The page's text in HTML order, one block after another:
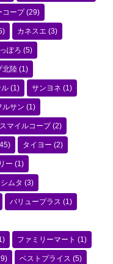
コープ(29)
カネスエ (3)
ぽろ (5)
北陸 (1)
(1) サンヨネ (1)
ルサン (1)
スマイルコープ(2)
タイヨー (2)
ー (1)
ムタ (3)
バリュープラス (1)
ファミリーマート (1)
ベストプライス (5)